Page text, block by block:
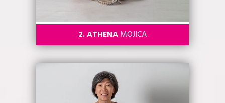
2. ATHENAMOJICA